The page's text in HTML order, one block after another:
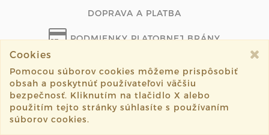
DOPRAVA A PLATBA
PODMIENKY PLATOBNEJ BRÁNY
©2026 bupilla.sk všetky práva vyhradené.
Cookies
Pomocou súborov cookies môžeme prispôsobiť
obsah a poskytnúť používateľovi väčšiu
bezpečnosť. Kliknutím na tlačidlo X alebo
použitím tejto stránky súhlasíte s používaním
súborov cookies.